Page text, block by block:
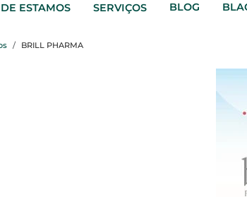
ESTAMOS SERVIÇOS BLOG
BRILL PHARMA